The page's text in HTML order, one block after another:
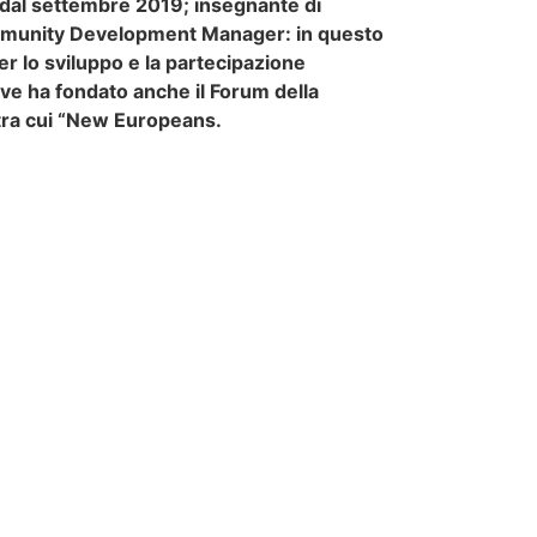
Development Manager: in questo
lo sviluppo e la partecipazione
ha fondato anche il Forum della
cui “New Europeans.